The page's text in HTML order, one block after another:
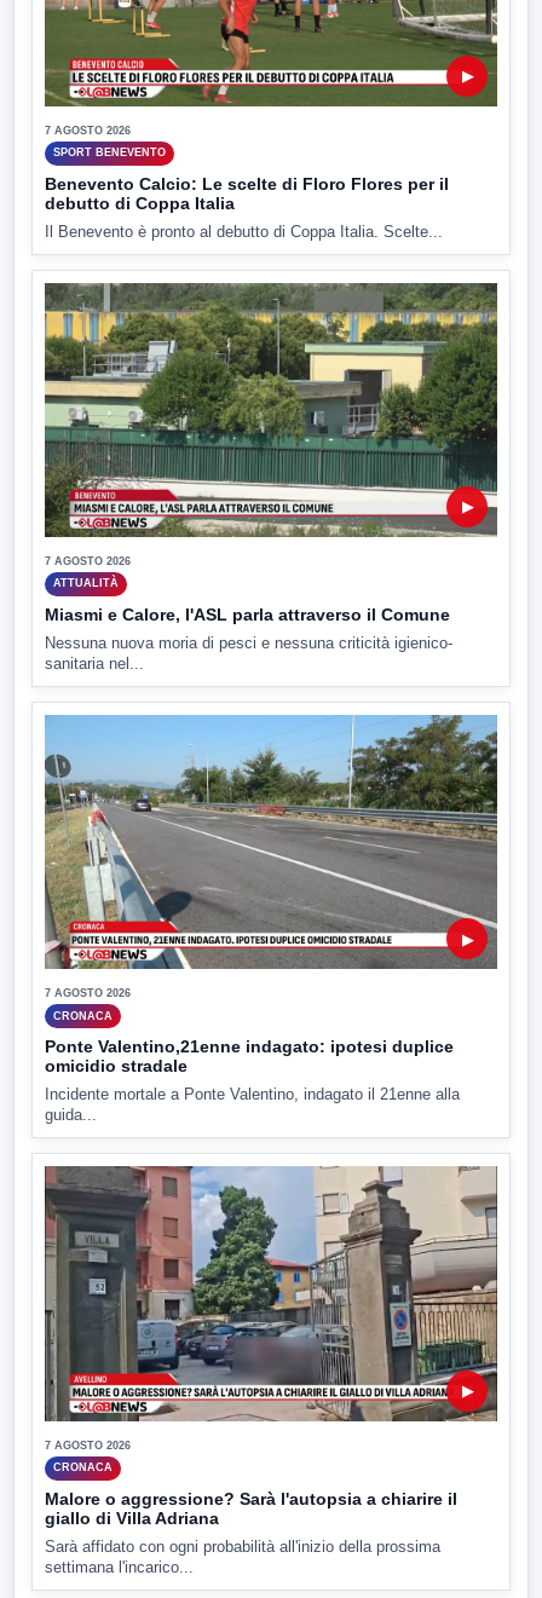
▶
7 AGOSTO 2026
SPORT BENEVENTO
Benevento Calcio: Le scelte di Floro Flores per il
debutto di Coppa Italia
Il Benevento è pronto al debutto di Coppa Italia. Scelte...
▶
7 AGOSTO 2026
ATTUALITÀ
Miasmi e Calore, l'ASL parla attraverso il Comune
Nessuna nuova moria di pesci e nessuna criticità igienico-
sanitaria nel...
▶
7 AGOSTO 2026
CRONACA
Ponte Valentino,21enne indagato: ipotesi duplice
omicidio stradale
Incidente mortale a Ponte Valentino, indagato il 21enne alla
guida...
▶
7 AGOSTO 2026
CRONACA
Malore o aggressione? Sarà l'autopsia a chiarire il
giallo di Villa Adriana
Sarà affidato con ogni probabilità all'inizio della prossima
settimana l'incarico...